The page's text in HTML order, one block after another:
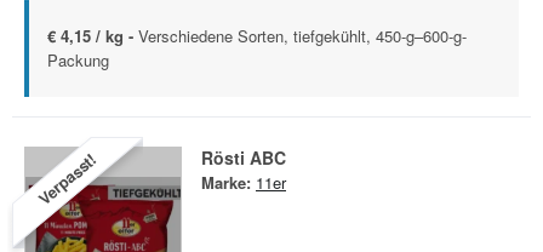
€ 4,15 / kg - Verschiedene Sorten, tiefgekühlt, 450-g–600-g-
Packung
Verpasst! Rösti ABC
Marke: 11er